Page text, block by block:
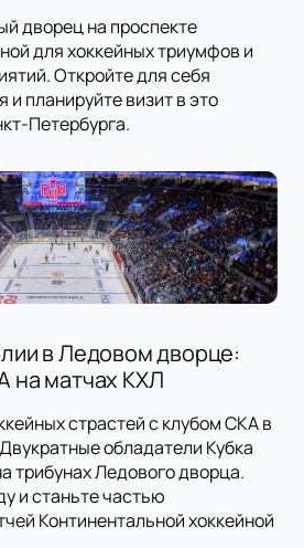
дворец на проспекте
для хоккейных триумфов и
Откройте для себя
и планируйте визит в это
Петербурга.
в Ледовом дворце:
на матчах КХЛ
страстей с клубом СКА в
обладатели Кубка
трибунах Ледового дворца.
и станьте частью
Континентальной хоккейной